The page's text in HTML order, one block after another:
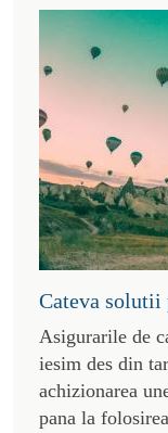
Cateva solutii
Asigurarile de
iesim des din
achizionarea
pana la